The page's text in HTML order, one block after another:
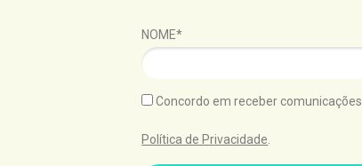
NOME*
Concordo em receber comunicações.
Política de Privacidade.